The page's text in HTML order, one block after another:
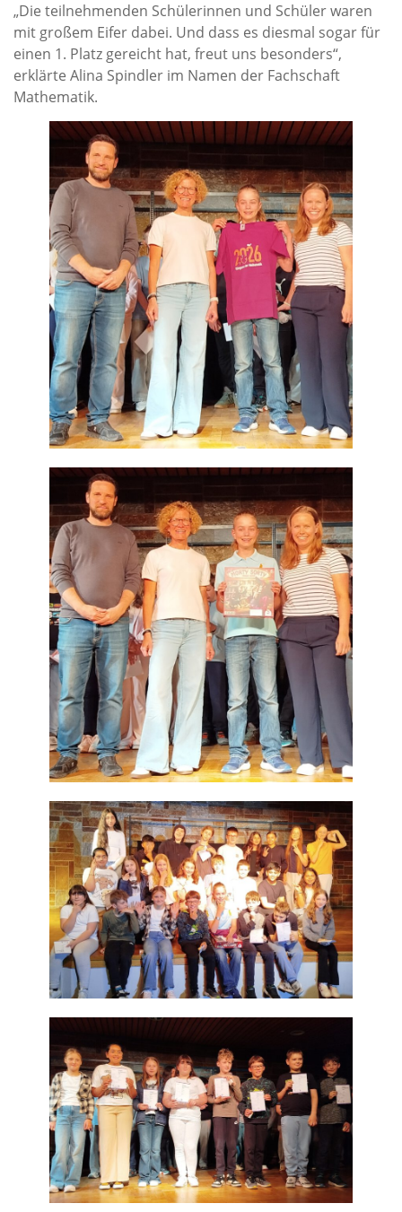
„Die teilnehmenden Schülerinnen und Schüler waren
mit großem Eifer dabei. Und dass es diesmal sogar für
einen 1. Platz gereicht hat, freut uns besonders“,
erklärte Alina Spindler im Namen der Fachschaft
Mathematik.